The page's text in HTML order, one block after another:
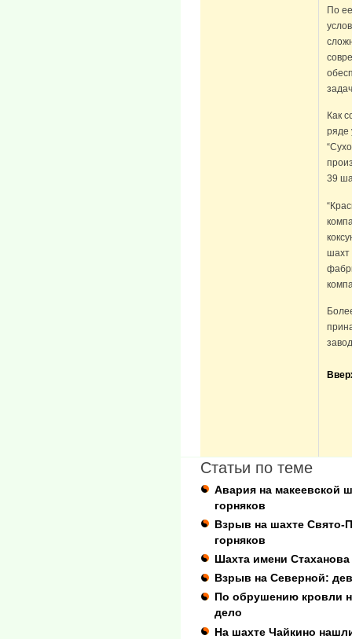
По
Как
ряде
39
шахт
Статьи по теме
Авария на макеевской
горняков
Взрыв на шахте Свято-
горняков
Шахта имени
Взрыв на Северной:
По обрушению кровли
дело
На шахте Чайкино